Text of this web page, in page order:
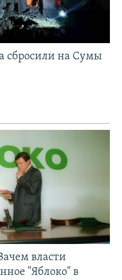
сбросили на Сумы
власти
"Яблоко" в